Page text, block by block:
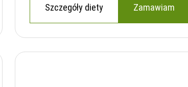
Szczegóły diety Zamawiam